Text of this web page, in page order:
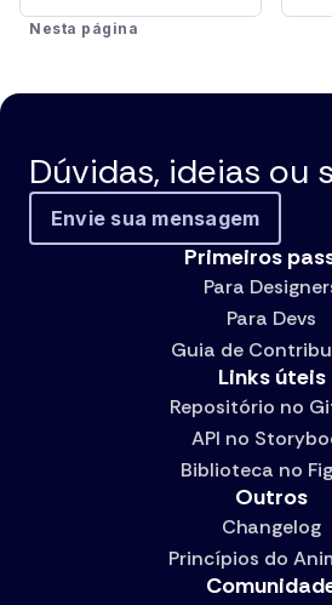
Nesta página
Dúvidas, ideias ou
Envie sua mensagem
Primeiros
Para
Para Devs
Guia de
Links úteis
Repositório no
API no
Biblioteca no
Outros
Changelog
Princípios do